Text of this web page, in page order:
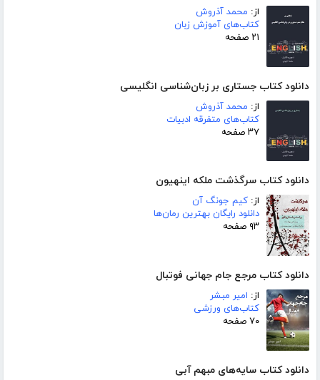
از: محمد آذروش
کتاب‌های آموزش زبان
۲۱ صفحه
دانلود کتاب جستاری بر زبان‌شناسی انگلیسی
از: محمد آذروش
کتاب‌های متفرقه ادبیات
۳۷ صفحه
دانلود کتاب سرگذشت ملکه اینهیون
از: کیم جونگ آن
دانلود رایگان بهترین رمان‌ها
۹۳ صفحه
دانلود کتاب مرجع جام جهانی فوتبال
از: امیر مبشر
کتاب‌های ورزشی
۷۰ صفحه
دانلود کتاب سایه‌های مبهم آبی